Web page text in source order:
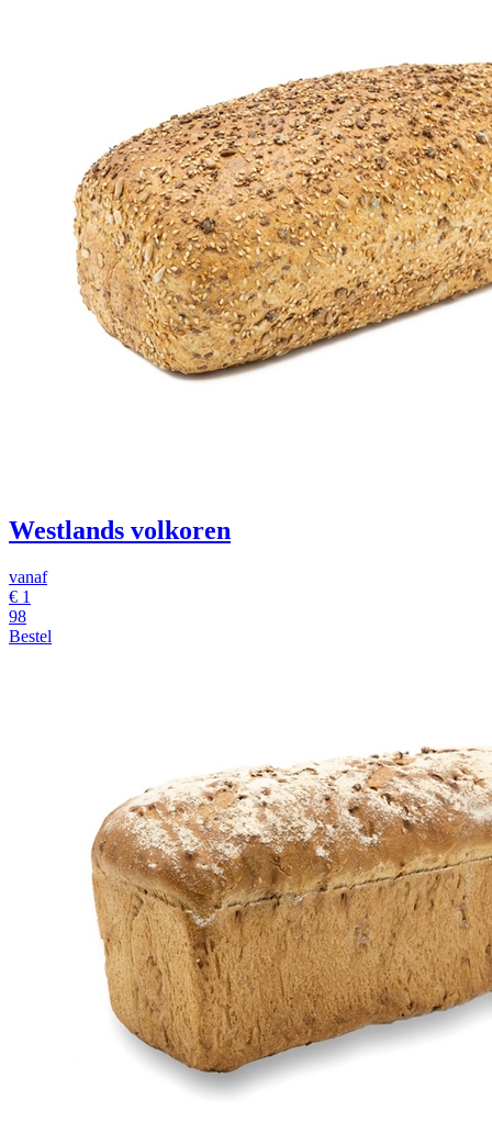
Westlands volkoren
vanaf
€ 1
98
Bestel